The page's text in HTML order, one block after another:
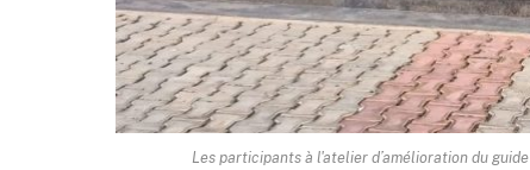
Les participants à l'atelier d’amélioration du